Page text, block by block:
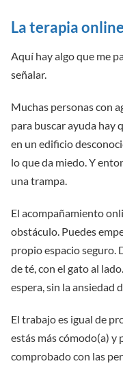
La terapia
Aquí hay algo que me
señalar.
Muchas personas con
para buscar ayuda hay
en un edificio
lo que da miedo. Y
una trampa.
El acompañamiento
obstáculo. Puedes
propio espacio seguro.
de té, con el gato al
espera, sin la ansiedad
El trabajo es igual de
estás más cómodo(a) y
comprobado con las